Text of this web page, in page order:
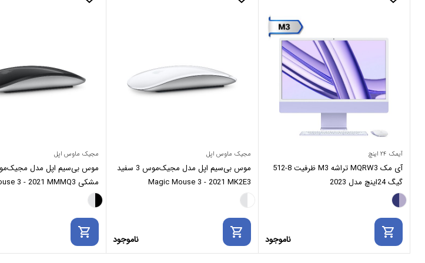
آیمک ۲۴ اینچ
آی مک MQRW3 تراشه M3 ظرفیت 8-512
گیگ 24اینچ مدل 2023
ناموجود
shopping_cart
مجیک ماوس اپل
موس بی‌سیم اپل مدل مجیک‌موس 3 سفید
Magic Mouse 3 - 2021 MK2E3
ناموجود
shopping_cart
مجیک ماوس اپل
مشکی Magic Mouse 3 - 2021 MMMQ3
shopping_cart